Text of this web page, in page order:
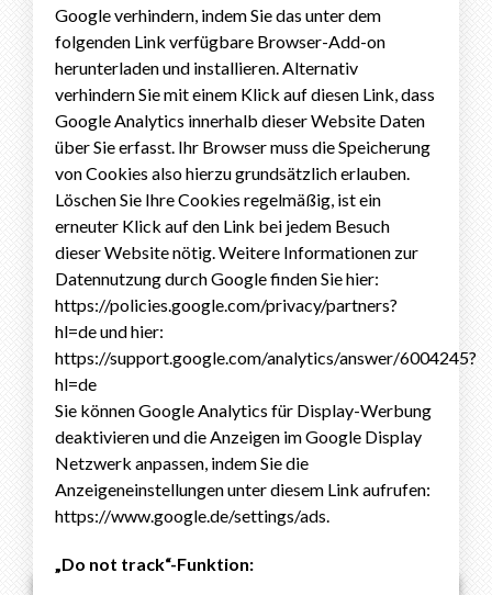
Google verhindern, indem Sie das unter dem
folgenden Link verfügbare Browser-Add-on
herunterladen und installieren. Alternativ
verhindern Sie mit einem Klick auf diesen Link, dass
Google Analytics innerhalb dieser Website Daten
über Sie erfasst. Ihr Browser muss die Speicherung
von Cookies also hierzu grundsätzlich erlauben.
Löschen Sie Ihre Cookies regelmäßig, ist ein
erneuter Klick auf den Link bei jedem Besuch
dieser Website nötig. Weitere Informationen zur
Datennutzung durch Google finden Sie hier:
https://policies.google.com/privacy/partners?
hl=de und hier:
https://support.google.com/analytics/answer/6004245?
hl=de
Sie können Google Analytics für Display-Werbung
deaktivieren und die Anzeigen im Google Display
Netzwerk anpassen, indem Sie die
Anzeigeneinstellungen unter diesem Link aufrufen:
https://www.google.de/settings/ads.
„Do not track“-Funktion: